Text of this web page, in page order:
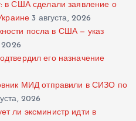
в США сделали заявление о
3 августа, 2026
посла в США — указ
2026
его назначение
МИД отправили в СИЗО по
2026
ли эксминистр идти в